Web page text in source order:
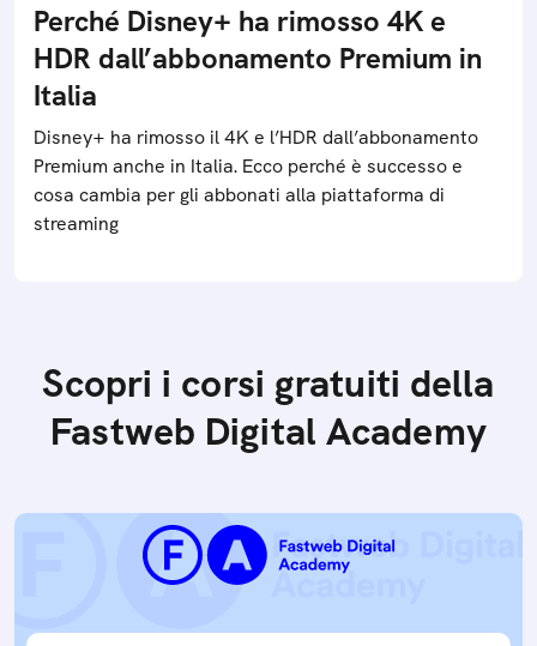
Perché Disney+ ha rimosso 4K e
HDR dall’abbonamento Premium in
Italia
Disney+ ha rimosso il 4K e l’HDR dall’abbonamento
Premium anche in Italia. Ecco perché è successo e
cosa cambia per gli abbonati alla piattaforma di
streaming
Scopri i corsi gratuiti della
Fastweb Digital Academy